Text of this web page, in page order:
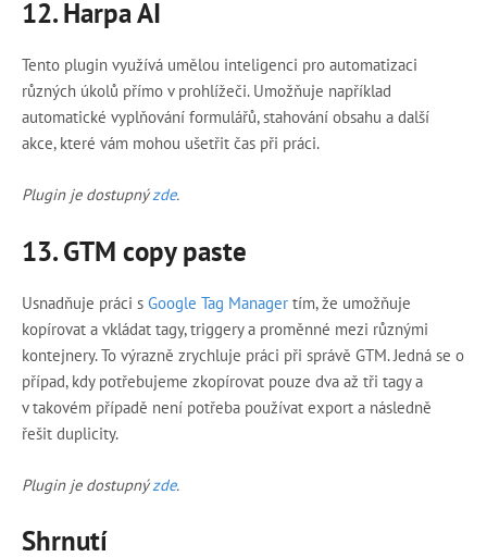
12.Harpa AI
Tento plugin využívá umělou inteligenci pro automatizaci
různých úkolů přímo v prohlížeči. Umožňuje například
automatické vyplňování formulářů, stahování obsahu a další
akce, které vám mohou ušetřit čas při práci.
Plugin je dostupnýzde.
13. GTM copy paste
Usnadňuje práci s Google Tag Manager tím, že umožňuje
kopírovat a vkládat tagy, triggery a proměnné mezi různými
kontejnery. To výrazně zrychluje práci při správě GTM. Jedná se o
případ, kdy potřebujeme zkopírovat pouze dva až tři tagy a
v takovém případě není potřeba používat export a následně
řešit duplicity.
Plugin je dostupnýzde.
Shrnutí